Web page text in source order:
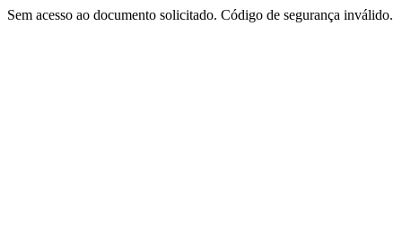
Sem acesso ao documento solicitado. Código de segurança inválido.